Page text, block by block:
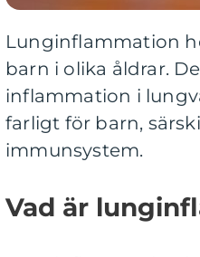
Lunginflammation
barn i olika åldrar.
inflammation i
farligt för barn,
immunsystem.
Vad är